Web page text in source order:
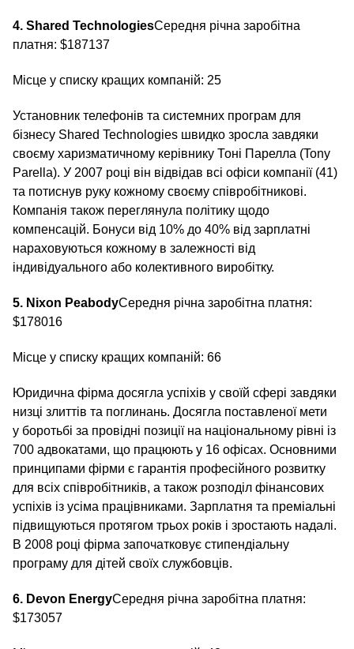
4. Shared TechnologiesСередня річна заробітна
платня: $187137
Місце у списку кращих компаній: 25
Установник телефонів та системних програм для
бізнесу Shared Technologies швидко зросла завдяки
своєму харизматичному керівнику Тоні Парелла (Tony
Parella). У 2007 році він відвідав всі офіси компанії (41)
та потиснув руку кожному своєму співробітникові.
Компанія також переглянула політику щодо
компенсацій. Бонуси від 10% до 40% від зарплатні
нараховуються кожному в залежності від
індивідуального або колективного виробітку.
5. Nixon PeabodyСередня річна заробітна платня:
$178016
Місце у списку кращих компаній: 66
Юридична фірма досягла успіхів у своїй сфері завдяки
низці злиттів та поглинань. Досягла поставленої мети
у боротьбі за провідні позиції на національному рівні із
700 адвокатами, що працюють у 16 офісах. Основними
принципами фірми є гарантія професійного розвитку
для всіх співробітників, а також розподіл фінансових
успіхів із усіма працівниками. Зарплатня та преміальні
підвищуються протягом трьох років і зростають надалі.
В 2008 році фірма започатковує стипендіальну
програму для дітей своїх службовців.
6. Devon EnergyСередня річна заробітна платня:
$173057